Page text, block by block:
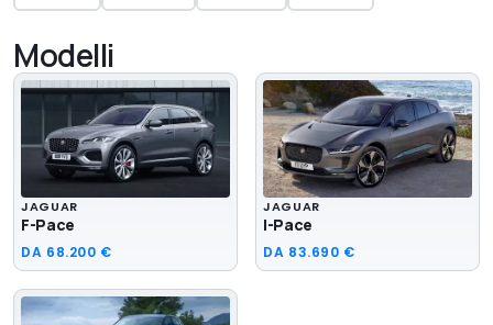
Modelli
JAGUAR
F-Pace
DA 68.200 €
JAGUAR
I-Pace
DA 83.690 €